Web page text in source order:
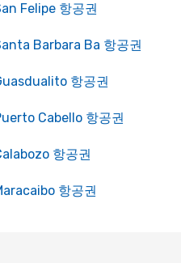
Felipe 항공권
Barbara Ba 항공권
항공권
Cabello 항공권
항공권
항공권